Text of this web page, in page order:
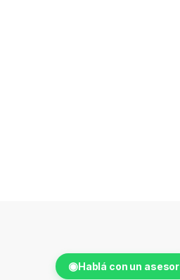
◉Hablá con un asesor